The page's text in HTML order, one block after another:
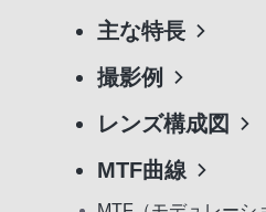
主な特長
撮影例
レンズ構成図
MTF曲線